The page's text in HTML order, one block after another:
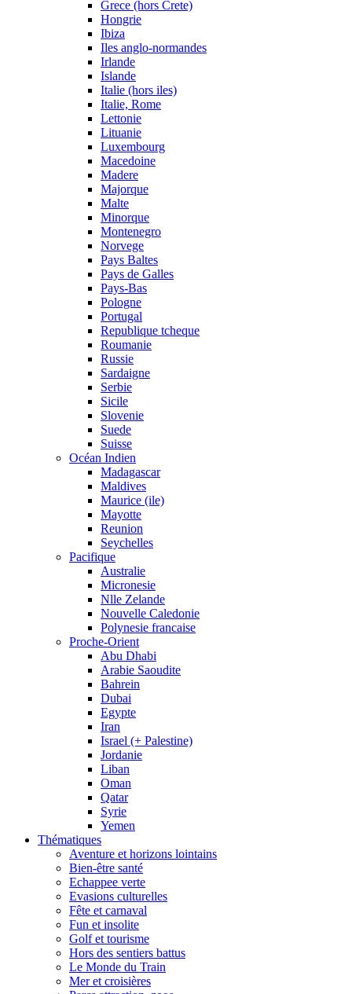
Grece (hors Crete)
Hongrie
Ibiza
Iles anglo-normandes
Irlande
Islande
Italie (hors iles)
Italie, Rome
Lettonie
Lituanie
Luxembourg
Macedoine
Madere
Majorque
Malte
Minorque
Montenegro
Norvege
Pays Baltes
Pays de Galles
Pays-Bas
Pologne
Portugal
Republique tcheque
Roumanie
Russie
Sardaigne
Serbie
Sicile
Slovenie
Suede
Suisse
Océan Indien
Madagascar
Maldives
Maurice (ile)
Mayotte
Reunion
Seychelles
Pacifique
Australie
Micronesie
Nlle Zelande
Nouvelle Caledonie
Polynesie francaise
Proche-Orient
Abu Dhabi
Arabie Saoudite
Bahrein
Dubai
Egypte
Iran
Israel (+ Palestine)
Jordanie
Liban
Oman
Qatar
Syrie
Yemen
Thématiques
Aventure et horizons lointains
Bien-être santé
Echappee verte
Evasions culturelles
Fête et carnaval
Fun et insolite
Golf et tourisme
Hors des sentiers battus
Le Monde du Train
Mer et croisières